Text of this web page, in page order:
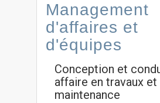
Management
d'affaires et
d'équipes
Conception et
affaire en travaux et
maintenance